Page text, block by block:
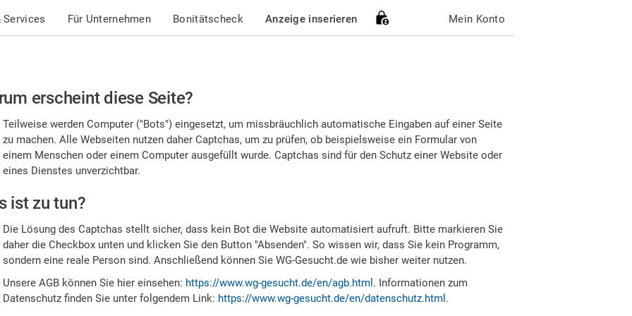
Services Für Unternehmen Bonitätscheck Anzeige inserieren Mein Konto
erscheint diese Seite?
Teilweise werden Computer ("Bots") eingesetzt, um missbräuchlich automatische Eingaben auf einer Seite
zu machen. Alle Webseiten nutzen daher Captchas, um zu prüfen, ob beispielsweise ein Formular von
einem Menschen oder einem Computer ausgefüllt wurde. Captchas sind für den Schutz einer Website oder
eines Dienstes unverzichtbar.
ist zu tun?
Die Lösung des Captchas stellt sicher, dass kein Bot die Website automatisiert aufruft. Bitte markieren Sie
daher die Checkbox unten und klicken Sie den Button "Absenden". So wissen wir, dass Sie kein Programm,
sondern eine reale Person sind. Anschließend können Sie WG-Gesucht.de wie bisher weiter nutzen.
Unsere AGB können Sie hier einsehen: https://www.wg-gesucht.de/en/agb.html . Informationen zum
Datenschutz finden Sie unter folgendem Link: https://www.wg-gesucht.de/en/datenschutz.html .